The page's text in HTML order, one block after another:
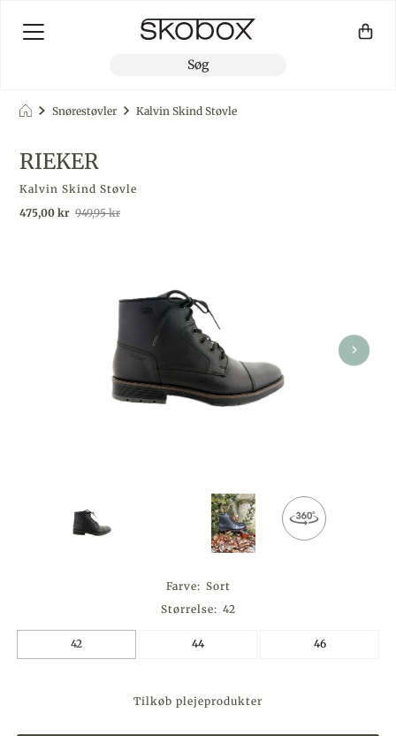
Snørestøvler Kalvin Skind Støvle
RIEKER
Kalvin Skind Støvle
475,00 kr 949,95 kr
Størrelse: 42
42 44 46
Farve: Sort
Tilkøb plejeprodukter